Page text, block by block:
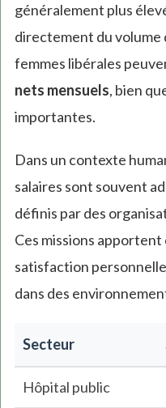
généralement plus
directement du volume
femmes libérales
nets mensuels, bien
importantes.
Dans un contexte
salaires sont souvent
définis par des
Ces missions
satisfaction
dans des
Secteur
Hôpital public